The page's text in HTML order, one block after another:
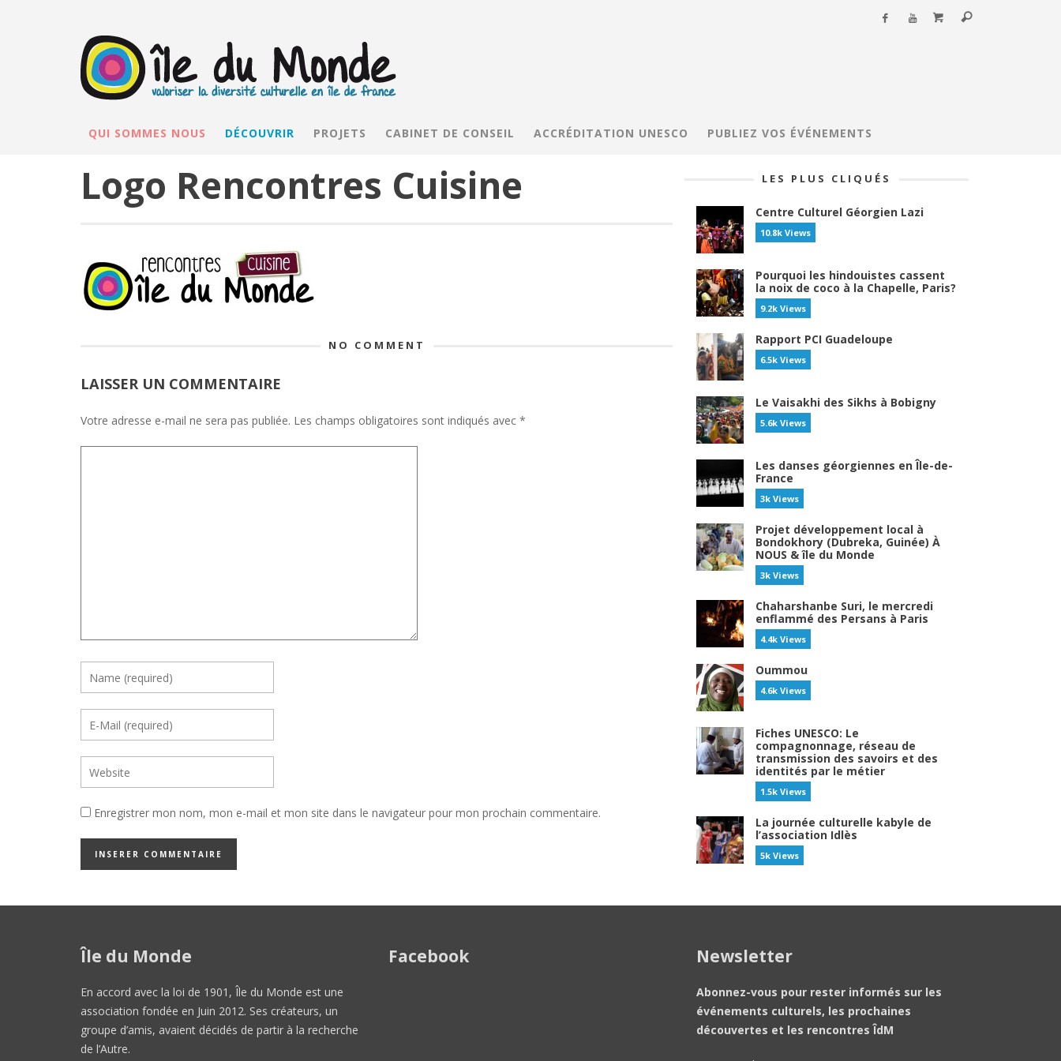
QUI SOMMES NOUS DÉCOUVRIR PROJETS CABINET DE CONSEIL ACCRÉDITATION UNESCO PUBLIEZ VOS ÉVÉNEMENTS
Logo Rencontres Cuisine
NO COMMENT
LAISSER UN COMMENTAIRE
Votre adresse e-mail ne sera pas publiée. Les champs obligatoires sont indiqués avec *
Enregistrer mon nom, mon e-mail et mon site dans le navigateur pour mon prochain commentaire.
LES PLUS CLIQUÉS
Centre Culturel Géorgien Lazi
10.8k Views
Pourquoi les hindouistes cassent
la noix de coco à la Chapelle, Paris?
9.2k Views
Rapport PCI Guadeloupe
6.5k Views
Le Vaisakhi des Sikhs à Bobigny
5.6k Views
Les danses géorgiennes en Île-de-
France
3k Views
Projet développement local à
Bondokhory (Dubreka, Guinée) À
NOUS & île du Monde
3k Views
Chaharshanbe Suri, le mercredi
enflammé des Persans à Paris
4.4k Views
Oummou
4.6k Views
Fiches UNESCO: Le
compagnonnage, réseau de
transmission des savoirs et des
identités par le métier
1.5k Views
La journée culturelle kabyle de
l’association Idlès
5k Views
Île du Monde
En accord avec la loi de 1901, Île du Monde est une
association fondée en Juin 2012. Ses créateurs, un
groupe d’amis, avaient décidés de partir à la recherche
de l’Autre.
Facebook Newsletter
Abonnez-vous pour rester informés sur les
événements culturels, les prochaines
découvertes et les rencontres ÎdM